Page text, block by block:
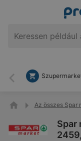
Vissza
Az összes Spar
Spar